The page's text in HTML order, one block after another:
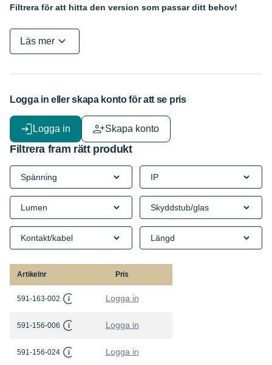
Filtrera för att hitta den version som passar ditt behov!
Läs mer
Filtrera fram rätt produkt
Logga in eller skapa konto för att se pris
Logga in Skapa konto
Artikelnr Pris
591-163-002 i Logga in
591-156-006 i Logga in
591-156-024 i Logga in